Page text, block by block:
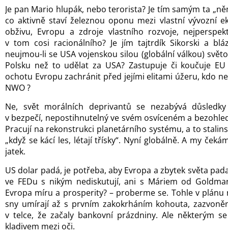
Je pan Mario hlupák, nebo terorista? Je tím samým ta
co aktivně staví železnou oponu mezi vlastní vývozní
obživu, Evropu a zdroje vlastního rozvoje,
v tom cosi racionálního? Je jím tajtrdík Sikorski a
neujmou-li se USA vojenskou silou (globální válkou)
Polsku než to udělat za USA? Zastupuje či koučuje
ochotu Evropu zachránit před jejími elitami úžeru, kdo
NWO ?
Ne, svět morálních deprivantů se nezabývá
v bezpečí, nepostihnutelný ve svém osvíceném a
Pracují na rekonstrukci planetárního systému, a to
„když se kácí les, létají třísky“. Nyní globálně. A my
jatek.
US dolar padá, je potřeba, aby Evropa a zbytek světa
ve FEDu s nikým nediskutují, ani s Máriem od
Evropa míru a prosperity? – proberme se. Tohle v plánu
sny umírají až s prvním zakokrháním kohouta,
v telce, že začaly bankovní prázdniny. Ale některým
kladivem mezi oči.